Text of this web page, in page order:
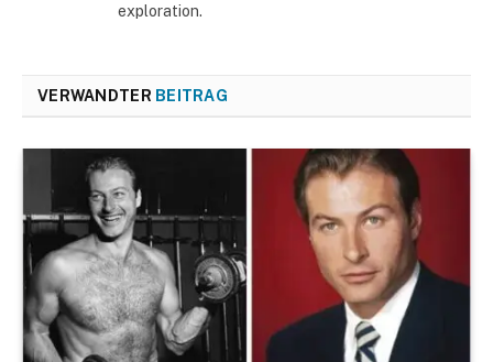
exploration.
VERWANDTER BEITRAG